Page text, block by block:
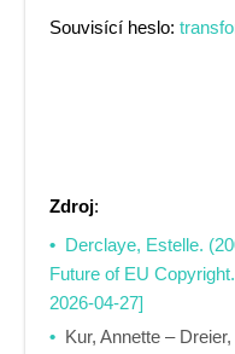
Souvisící heslo:
Zdroj:
Derclaye, Estelle.
Future of EU
2026-04-27]
Kur, Annette –